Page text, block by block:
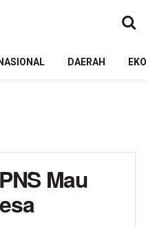
NASIONAL DAERAH
Mau